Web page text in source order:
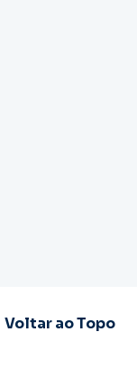
Voltar ao Topo